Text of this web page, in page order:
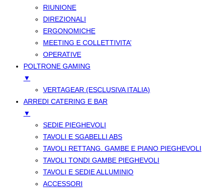
RIUNIONE
DIREZIONALI
ERGONOMICHE
MEETING E COLLETTIVITA’
OPERATIVE
POLTRONE GAMING
▼
VERTAGEAR (ESCLUSIVA ITALIA)
ARREDI CATERING E BAR
▼
SEDIE PIEGHEVOLI
TAVOLI E SGABELLI ABS
TAVOLI RETTANG. GAMBE E PIANO PIEGHEVOLI
TAVOLI TONDI GAMBE PIEGHEVOLI
TAVOLI E SEDIE ALLUMINIO
ACCESSORI